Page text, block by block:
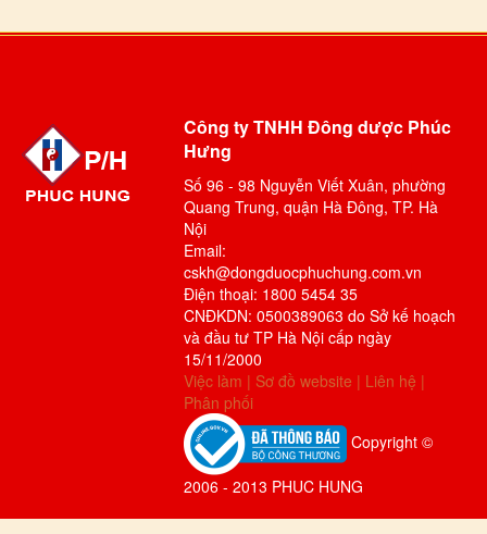
Công ty TNHH Đông dược Phúc
Hưng
Số 96 - 98 Nguyễn Viết Xuân, phường
Quang Trung, quận Hà Đông, TP. Hà
Nội
Email:
cskh@dongduocphuchung.com.vn
Điện thoại: 1800 5454 35
CNĐKDN: 0500389063 do Sở kế hoạch
và đầu tư TP Hà Nội cấp ngày
15/11/2000
Việc làm | Sơ đồ website | Liên hệ |
Phân phối
Copyright ©
2006 - 2013 PHUC HUNG